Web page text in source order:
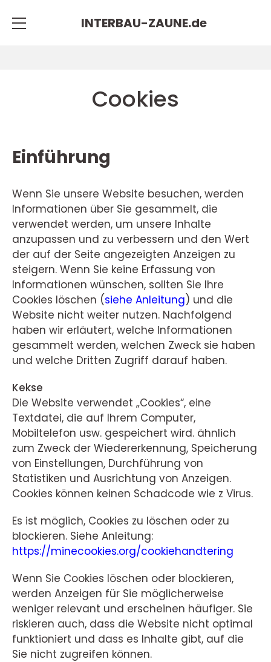
INTERBAU-ZAUNE.de
Cookies
Einführung
Wenn Sie unsere Website besuchen, werden
Informationen über Sie gesammelt, die
verwendet werden, um unsere Inhalte
anzupassen und zu verbessern und den Wert
der auf der Seite angezeigten Anzeigen zu
steigern. Wenn Sie keine Erfassung von
Informationen wünschen, sollten Sie Ihre
Cookies löschen (siehe Anleitung) und die
Website nicht weiter nutzen. Nachfolgend
haben wir erläutert, welche Informationen
gesammelt werden, welchen Zweck sie haben
und welche Dritten Zugriff darauf haben.
Kekse
Die Website verwendet „Cookies“, eine
Textdatei, die auf Ihrem Computer,
Mobiltelefon usw. gespeichert wird. ähnlich
zum Zweck der Wiedererkennung, Speicherung
von Einstellungen, Durchführung von
Statistiken und Ausrichtung von Anzeigen.
Cookies können keinen Schadcode wie z Virus.
Es ist möglich, Cookies zu löschen oder zu
blockieren. Siehe Anleitung:
https://minecookies.org/cookiehandtering
Wenn Sie Cookies löschen oder blockieren,
werden Anzeigen für Sie möglicherweise
weniger relevant und erscheinen häufiger. Sie
riskieren auch, dass die Website nicht optimal
funktioniert und dass es Inhalte gibt, auf die
Sie nicht zugreifen können.